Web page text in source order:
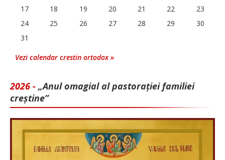
17
18 19 20 21 22
23
24
25 26 27 28 29
30
31
Vezi calendar crestin ortodox »
2026 - „Anul omagial al pastorației familiei
creștine”